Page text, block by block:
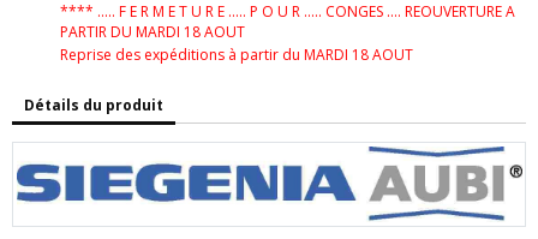
**** ..... F E R M E T U R E ..... P O U R ..... CONGES .... REOUVERTURE A
PARTIR DU MARDI 18 AOUT
Reprise des expéditions à partir du MARDI 18 AOUT
Détails du produit